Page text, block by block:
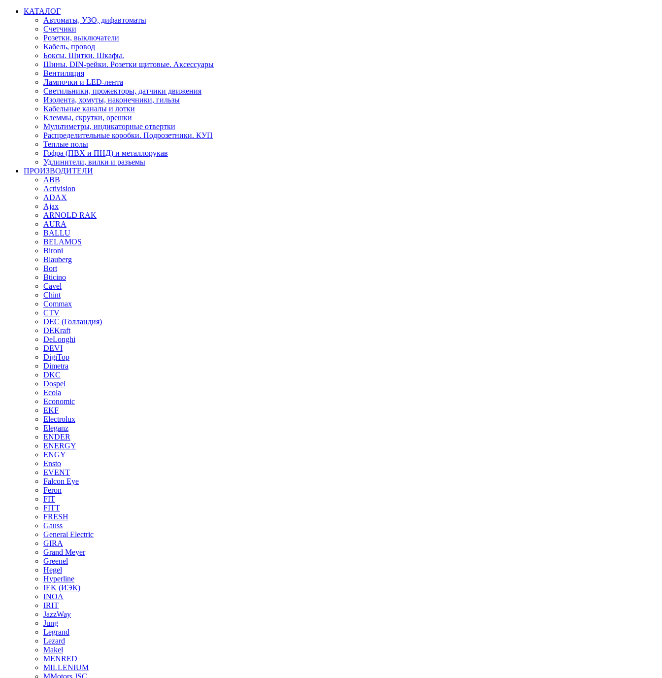
КАТАЛОГ
Автоматы, УЗО, дифавтоматы
Счетчики
Розетки, выключатели
Кабель, провод
Боксы. Щитки. Шкафы.
Шины. DIN-рейки. Розетки щитовые. Аксессуары
Вентиляция
Лампочки и LED-лента
Светильники, прожекторы, датчики движения
Изолента, хомуты, наконечники, гильзы
Кабельные каналы и лотки
Клеммы, скрутки, орешки
Мультиметры, индикаторные отвертки
Распределительные коробки. Подрозетники. КУП
Теплые полы
Гофра (ПВХ и ПНД) и металлорукав
Удлинители, вилки и разъемы
ПРОИЗВОДИТЕЛИ
ABB
Activision
ADAX
Ajax
ARNOLD RAK
AURA
BALLU
BELAMOS
Bironi
Blauberg
Bort
Bticino
Cavel
Chint
Commax
CTV
DEC (Голландия)
DEKraft
DeLonghi
DEVI
DigiTop
Dimetra
DKC
Dospel
Ecola
Economic
EKF
Electrolux
Eleganz
ENDER
ENERGY
ENGY
Ensto
EVENT
Falcon Eye
Feron
FIT
FITT
FRESH
Gauss
General Electric
GIRA
Grand Meyer
Greenel
Hegel
Hyperline
IEK (ИЭК)
INOA
IRIT
JazzWay
Jung
Legrand
Lezard
Makel
MENRED
MILLENIUM
MMotors JSC